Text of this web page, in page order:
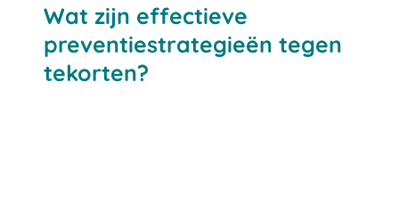
Wat zijn effectieve
preventiestrategieën tegen
tekorten?